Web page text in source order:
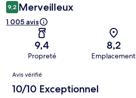
9,2 Merveilleux
1 005 avis
9,4
Propreté
8,2
Emplacement
Avis
Avis vérifié
10/10 Exceptionnel